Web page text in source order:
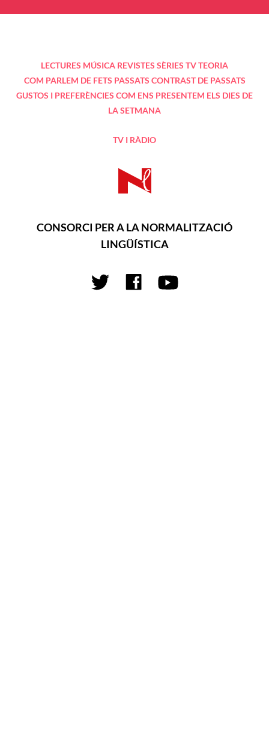
LECTURES MÚSICA REVISTES SÈRIES TVTEORIA
COM PARLEM DE FETS PASSATS CONTRAST DE PASSATS
GUSTOS I PREFERÈNCIES COM ENS PRESENTEM ELS DIES DE
LA SETMANA
TV I RÀDIO
CONSORCI PER A LA NORMALITZACIÓ
LINGÜÍSTICA